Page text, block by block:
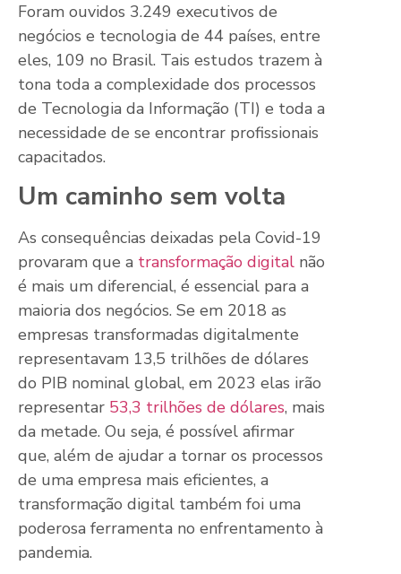
Foram ouvidos 3.249 executivos de
negócios e tecnologia de 44 países, entre
eles, 109 no Brasil. Tais estudos trazem à
tona toda a complexidade dos processos
de Tecnologia da Informação (TI) e toda a
necessidade de se encontrar profissionais
capacitados.
Um caminho sem volta
As consequências deixadas pela Covid-19
provaram que a transformação digital não
é mais um diferencial, é essencial para a
maioria dos negócios. Se em 2018 as
empresas transformadas digitalmente
representavam 13,5 trilhões de dólares
do PIB nominal global, em 2023 elas irão
representar 53,3 trilhões de dólares, mais
da metade. Ou seja, é possível afirmar
que, além de ajudar a tornar os processos
de uma empresa mais eficientes, a
transformação digital também foi uma
poderosa ferramenta no enfrentamento à
pandemia.